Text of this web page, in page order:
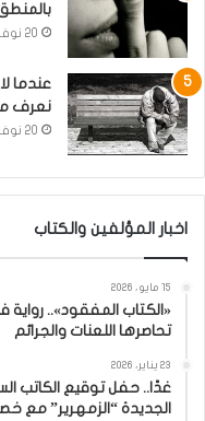
20 نوفمبر، 2018
عندما
نعرف
20 نوفمبر، 2018
اخبار المؤلفين والكتاب
15 مايو، 2026
«الكتاب المفقود».. رواية
تحاصرها اللعنات والجرائم
23 يناير، 2026
غدًا.. حفل توقيع الكاتب
الجديدة “الزمهرير” مع خصم 50٪ على جميع